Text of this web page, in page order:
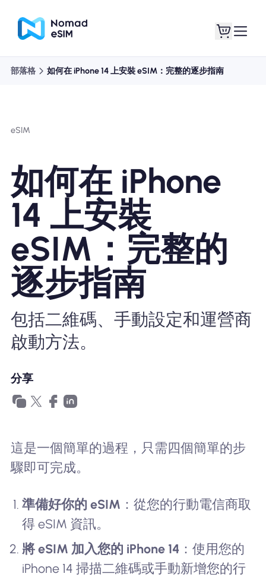
購買計劃
關於eSIM
為什麼選擇Nomad eSIM
使用 eSIM
企業用戶
部落格 如何在 iPhone 14 上安裝 eSIM：完整的逐步指南
eSIM
如何在 iPhone
14 上安裝
eSIM：完整的
逐步指南
包括二維碼、手動設定和運營商
啟動方法。
分享
這是一個簡單的過程，只需四個簡單的步
驟即可完成。
準備好你的 eSIM ：從您的行動電信商取
得 eSIM 資訊。
將 eSIM 加入您的 iPhone 14 ：使用您的
iPhone 14 掃描二維碼或手動新增您的行